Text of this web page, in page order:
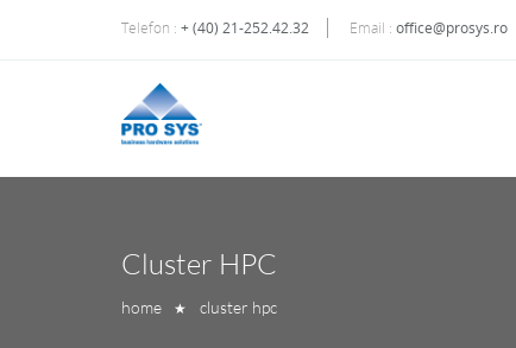
Telefon : + (40) 21-252.42.32 Email : office@prosys.ro
Cluster HPC
home ★ cluster hpc